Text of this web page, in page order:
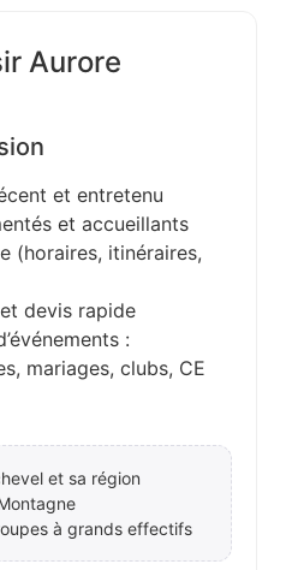
Aurore
et entretenu
et accueillants
(horaires, itinéraires,
devis rapide
:
mariages, clubs, CE
et sa région
à grands effectifs